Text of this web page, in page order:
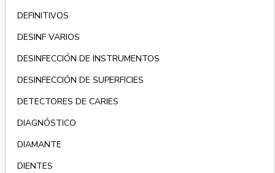
DEFINITIVOS
DESINF VARIOS
DESINFECCIÓN DE INSTRUMENTOS
DESINFECCIÓN DE SUPERFICIES
DETECTORES DE CARIES
DIAGNÓSTICO
DIAMANTE
DIENTES